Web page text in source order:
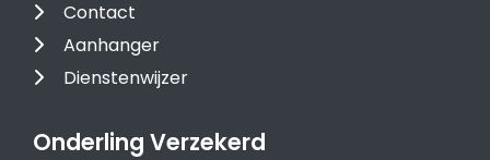
Contact
Aanhanger
Dienstenwijzer
Onderling Verzekerd